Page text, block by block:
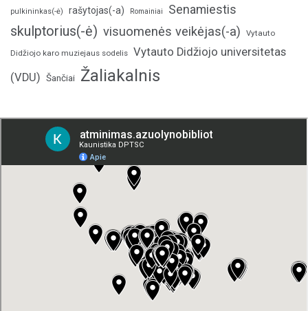
pulkininkas(-ė) rašytojas(-a) Romainiai Senamiestis
skulptorius(-ė) visuomenės veikėjas(-a) Vytauto
Didžiojo karo muziejaus sodelis Vytauto Didžiojo universitetas
(VDU) Šančiai Žaliakalnis